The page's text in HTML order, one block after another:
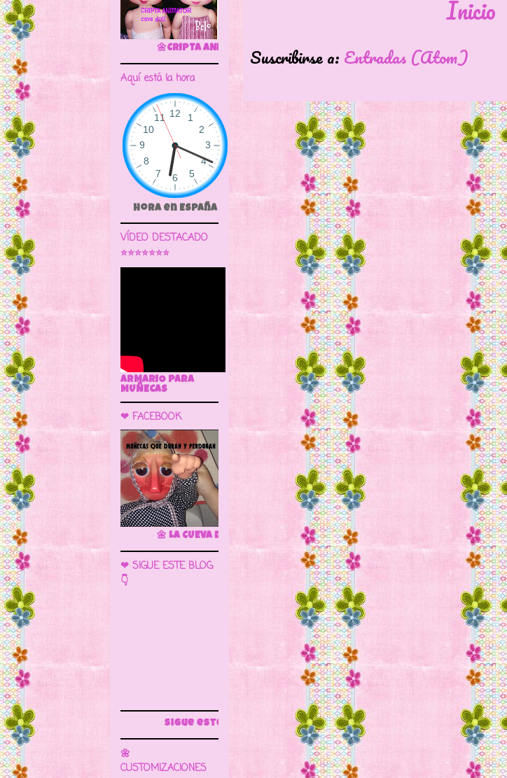
Inicio
Suscribirse a: Entradas (Atom)
🌼CRIPTA ANIMATOR CAVE DOLL
Aquí está la hora
Hora en España
VÍDEO DESTACADO
⭐⭐⭐⭐⭐⭐⭐
ARMARIO PARA
MUÑECAS
❤ FACEBOOK
🌼 LA CUEVA DE LAS MUÑECAS
❤ SIGUE ESTE BLOG
👇
Sigue este blog para más información
🌼
CUSTOMIZACIONES